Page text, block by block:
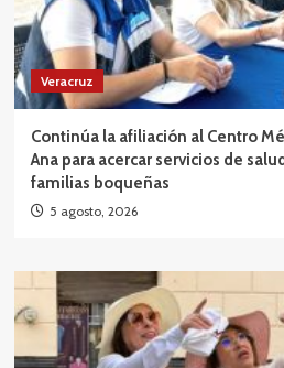
Veracruz
Continúa la afiliación al Centro
Ana para acercar servicios de
familias boqueñas
5 agosto, 2026